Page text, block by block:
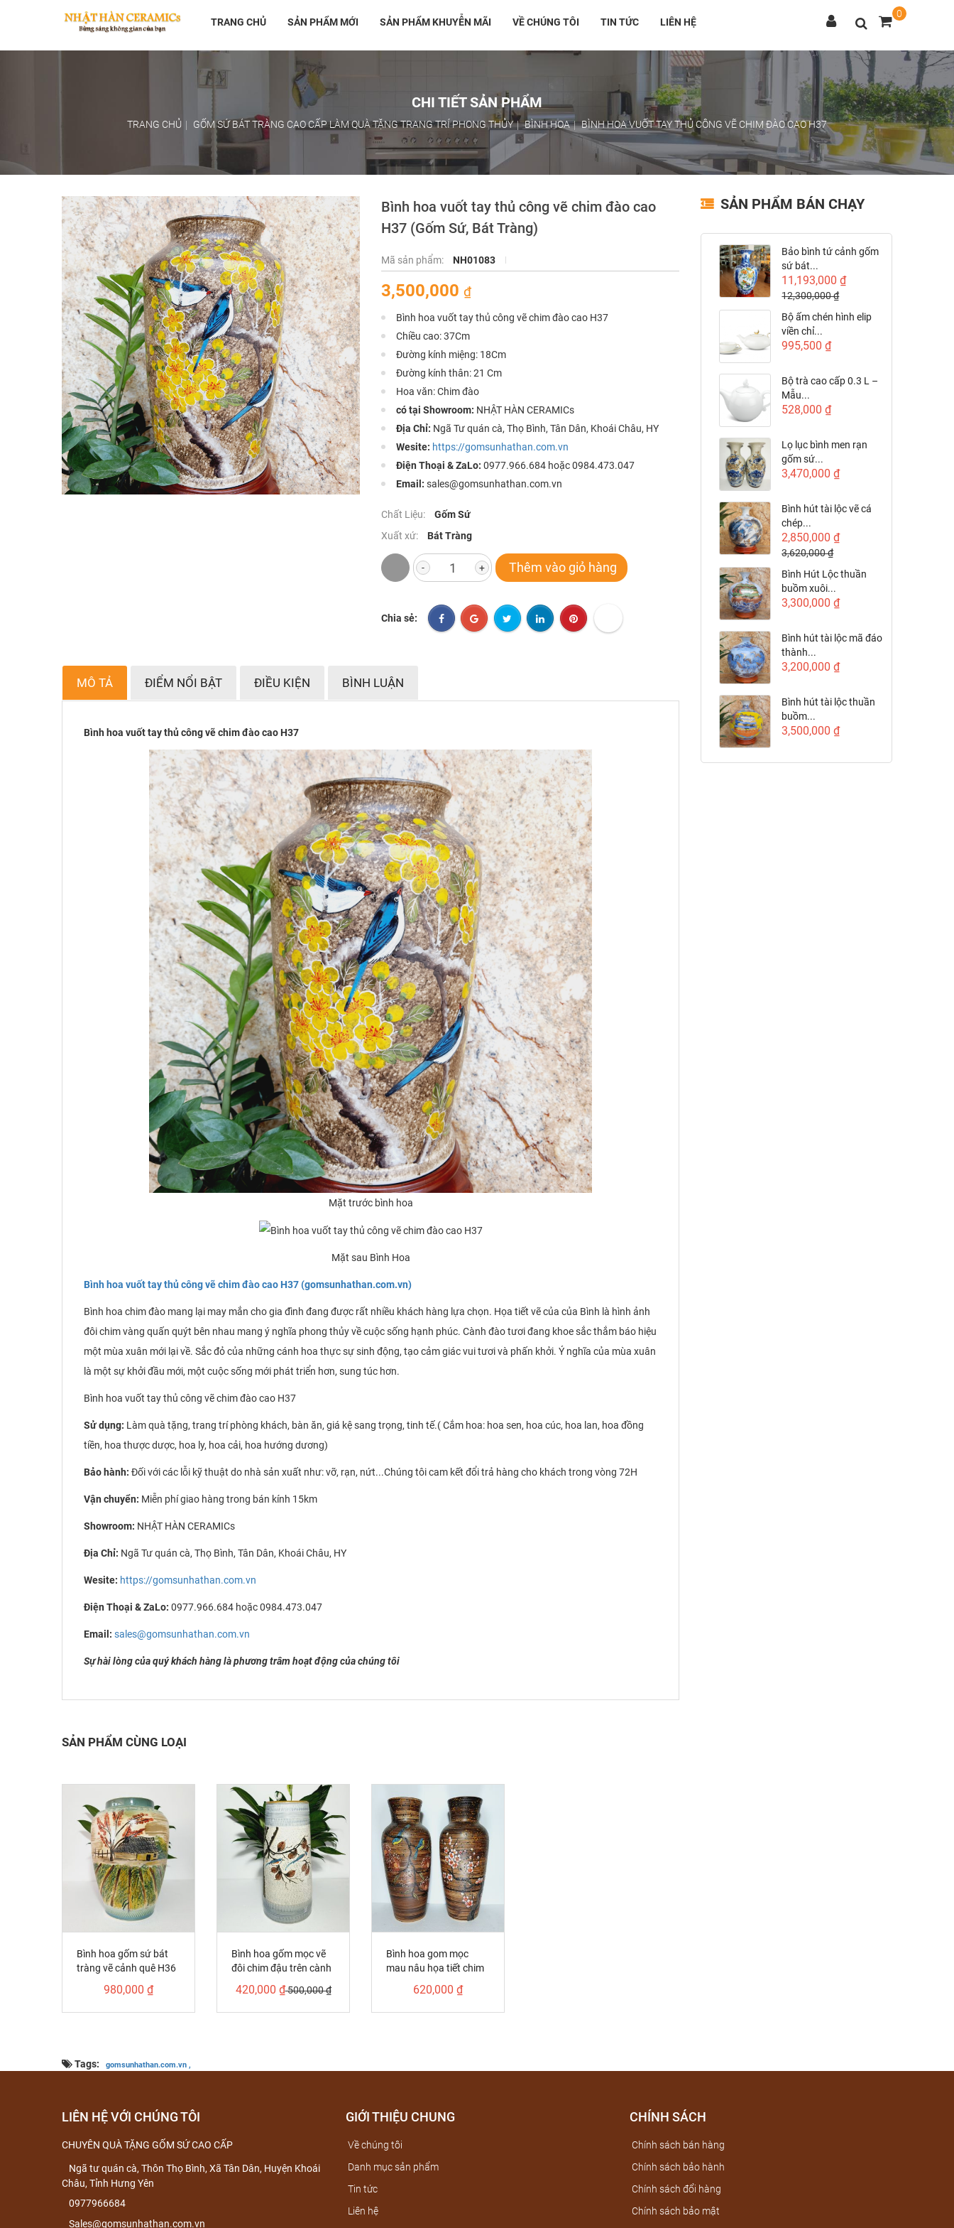
TRANG CHỦ SẢN PHẨM MỚI SẢN PHẨM KHUYỄN MÃI VỀ CHÚNG TÔI TIN TỨC LIÊN HỆ
0
CHI TIẾT SẢN PHẨM
TRANG CHỦ GỐM SỨ BÁT TRÀNG CAO CẤP LÀM QUÀ TẶNG TRANG TRÍ PHONG THỦY BÌNH HOA BÌNH HOA VUỐT TAY THỦ CÔNG VẼ CHIM ĐÀO CAO H37
Bình hoa vuốt tay thủ công vẽ chim đào cao
H37 (Gốm Sứ, Bát Tràng)
Mã sản phẩm: NH01083
3,500,000 ₫
Bình hoa vuốt tay thủ công vẽ chim đào cao H37
Chiều cao: 37Cm
Đường kính miệng: 18Cm
Đường kính thân: 21 Cm
Hoa văn: Chim đào
có tại Showroom: NHẬT HÀN CERAMICs
Địa Chỉ: Ngã Tư quán cà, Thọ Bình, Tân Dân, Khoái Châu, HY
Wesite: https://gomsunhathan.com.vn
Điện Thoại & ZaLo: 0977.966.684 hoặc 0984.473.047
Email: sales@gomsunhathan.com.vn
Chất Liệu:
Gốm Sứ
Xuất xứ:
Bát Tràng
- + Thêm vào giỏ hàng
Chia sẻ:
MÔ TẢ ĐIỂM NỔI BẬT ĐIỀU KIỆN BÌNH LUẬN
Bình hoa vuốt tay thủ công vẽ chim đào cao H37
Mặt trước bình hoa
Mặt sau Bình Hoa
Bình hoa vuốt tay thủ công vẽ chim đào cao H37 (gomsunhathan.com.vn)
Bình hoa chim đào mang lại may mắn cho gia đình đang được rất nhiều khách hàng lựa chọn. Họa tiết vẽ của của Bình là hình ảnh
đôi chim vàng quấn quýt bên nhau mang ý nghĩa phong thủy về cuộc sống hạnh phúc. Cành đào tươi đang khoe sắc thắm báo hiệu
một mùa xuân mới lại về. Sắc đỏ của những cánh hoa thực sự sinh động, tạo cảm giác vui tươi và phấn khởi. Ý nghĩa của mùa xuân
là một sự khởi đầu mới, một cuộc sống mới phát triển hơn, sung túc hơn.
Bình hoa vuốt tay thủ công vẽ chim đào cao H37
Sử dụng: Làm quà tặng, trang trí phòng khách, bàn ăn, giá kệ sang trọng, tinh tế.( Cắm hoa: hoa sen, hoa cúc, hoa lan, hoa đồng
tiền, hoa thược dược, hoa ly, hoa cải, hoa hướng dương)
Bảo hành: Đối với các lỗi kỹ thuật do nhà sản xuất như: vỡ, rạn, nứt...Chúng tôi cam kết đổi trả hàng cho khách trong vòng 72H
Vận chuyển: Miễn phí giao hàng trong bán kính 15km
Showroom: NHẬT HÀN CERAMICs
Địa Chỉ: Ngã Tư quán cà, Thọ Bình, Tân Dân, Khoái Châu, HY
Wesite: https://gomsunhathan.com.vn
Điện Thoại & ZaLo: 0977.966.684 hoặc 0984.473.047
Email: sales@gomsunhathan.com.vn
Sự hài lòng của quý khách hàng là phương trâm hoạt động của chúng tôi
SẢN PHẨM CÙNG LOẠI
Bình hoa gốm sứ bát
tràng vẽ cảnh quê H36
980,000 ₫
Bình hoa gốm mọc vẽ
đôi chim đậu trên cành
cao H36
420,000 ₫500,000 ₫
Bình hoa gom mọc
mau nâu họa tiết chim
đào cao H42
620,000 ₫
Tags: gomsunhathan.com.vn ,
SẢN PHẨM BÁN CHẠY
Bảo bình tứ cảnh gốm
sứ bát...
11,193,000 ₫
12,300,000 ₫
Bộ ấm chén hình elip
viền chỉ...
995,500 ₫
Bộ trà cao cấp 0.3 L –
Mẫu...
528,000 ₫
Lọ lục bình men rạn
gốm sứ...
3,470,000 ₫
Bình hút tài lộc vẽ cá
chép...
2,850,000 ₫
3,620,000 ₫
Bình Hút Lộc thuần
buồm xuôi...
3,300,000 ₫
Bình hút tài lộc mã đáo
thành...
3,200,000 ₫
Bình hút tài lộc thuần
buồm...
3,500,000 ₫
LIÊN HỆ VỚI CHÚNG TÔI
CHUYÊN QUÀ TẶNG GỐM SỨ CAO CẤP
Ngã tư quán cà, Thôn Thọ Bình, Xã Tân Dân, Huyện Khoái
Châu, Tỉnh Hưng Yên
0977966684
Sales@gomsunhathan.com.vn
GIỚI THIỆU CHUNG
Về chúng tôi
Danh mục sản phẩm
Tin tức
Liên hệ
CHÍNH SÁCH
Chính sách bán hàng
Chính sách bảo hành
Chính sách đổi hàng
Chính sách bảo mật